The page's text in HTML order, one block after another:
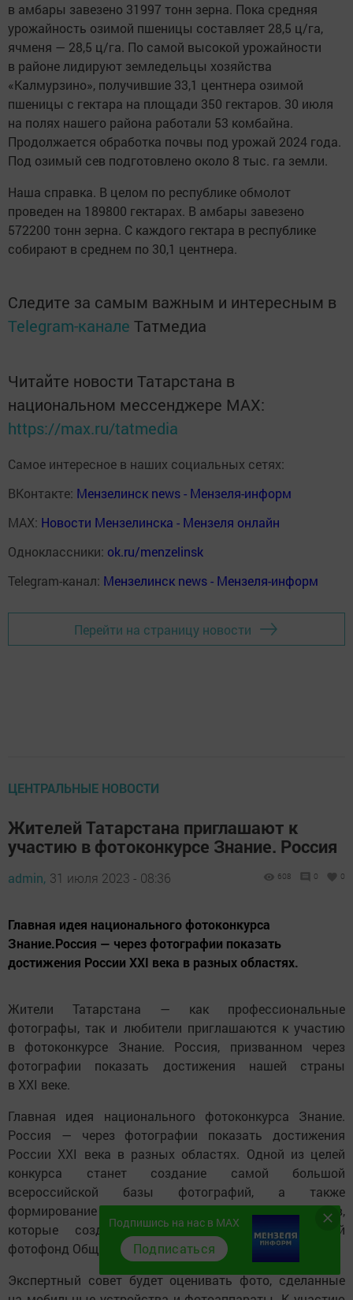
в амбары завезено 31997 тонн зерна. Пока средняя
урожайность озимой пшеницы составляет 28,5 ц/га,
ячменя — 28,5 ц/га. По самой высокой урожайности
в районе лидируют земледельцы хозяйства
«Калмурзино», получившие 33,1 центнера озимой
пшеницы с гектара на площади 350 гектаров. 30 июля
на полях нашего района работали 53 комбайна.
Продолжается обработка почвы под урожай 2024 года.
Под озимый сев подготовлено около 8 тыс. га земли.
Наша справка. В целом по республике обмолот
проведен на 189800 гектарах. В амбары завезено
572200 тонн зерна. С каждого гектара в республике
собирают в среднем по 30,1 центнера.
Следите за самым важным и интересным в
Telegram-канале Татмедиа
Читайте новости Татарстана в
национальном мессенджере MАХ:
https://max.ru/tatmedia
Самое интересное в наших социальных сетях:
ВКонтакте: Мензелинск news - Мензеля-информ
MAX: Новости Мензелинска - Мензеля онлайн
Одноклассники: ok.ru/menzelinsk
Telegram-канал: Мензелинск news - Мензеля-информ
Перейти на страницу новости
ЦЕНТРАЛЬНЫЕ НОВОСТИ
Жителей Татарстана приглашают к
участию в фотоконкурсе Знание. Россия
admin, 31 июля 2023 - 08:36 608 0 0
Главная идея национального фотоконкурса
Знание.Россия — через фотографии показать
достижения России XXI века в разных областях.
Жители Татарстана — как профессиональные
фотографы, так и любители приглашаются к участию
в фотоконкурсе Знание. Россия, призванном через
фотографии показать достижения нашей страны
в XXI веке.
Главная идея национального фотоконкурса Знание.
Россия — через фотографии показать достижения
России XXI века в разных областях. Одной из целей
конкурса станет создание самой большой
всероссийской базы фотографий, а также
формирование команды фотографов-профессионалов,
которые создадут уникальный просветительский
фотофонд Общества «Знание».
Экспертный совет будет оценивать фото, сделанные
Подпишись на нас в MAX
Подписаться